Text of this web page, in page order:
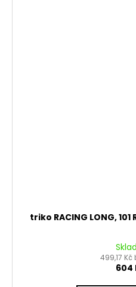
triko RACING LONG,
499,17 Kč
604